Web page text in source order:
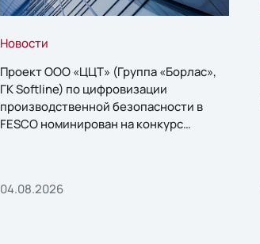
Новости
Проект ООО «ЦЦТ» (Группа «Борлас»,
ГК Softline) по цифровизации
производственной безопасности в
FESCO номинирован на конкурс
04.08.2026